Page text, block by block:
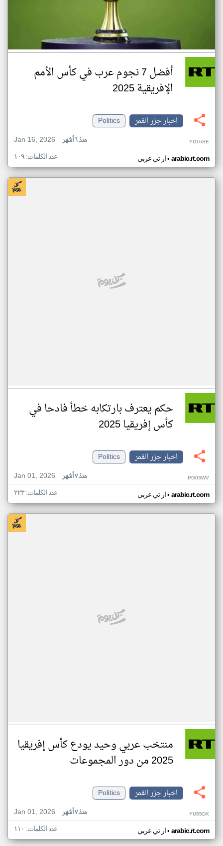
أفضل 7 نجوم عرب في كأس الأمم
الإفريقية 2025
اخبار جزر القمر
Politics
Jan 16, 2026
منذ ٦ أشهر YD16SE
ار تي عربي• arabic.rt.com عدد الكلمات: ١٠٩
حكم يعترف بارتكابه خطأ فادحا في
كأس إفريقيا 2025
اخبار جزر القمر
Politics
Jan 01, 2026
منذ ٧ أشهر PG03WV
ار تي عربي• arabic.rt.com عدد الكلمات: ٢٢٣
منتخب عربي وحيد يودع كأس إفريقيا
2025 من دور المجموعات
اخبار جزر القمر
Politics
Jan 01, 2026
منذ ٧ أشهر YU55DX
ار تي عربي• arabic.rt.com عدد الكلمات: ١١٠